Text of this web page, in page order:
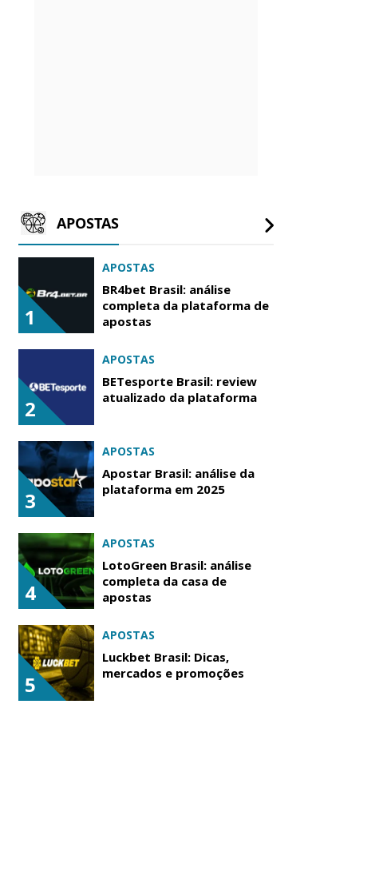
APOSTAS
1
APOSTAS
BR4bet Brasil: análise
completa da plataforma de
apostas
2
APOSTAS
BETesporte Brasil: review
atualizado da plataforma
3
APOSTAS
Apostar Brasil: análise da
plataforma em 2025
4
APOSTAS
LotoGreen Brasil: análise
completa da casa de
apostas
5
APOSTAS
Luckbet Brasil: Dicas,
mercados e promoções